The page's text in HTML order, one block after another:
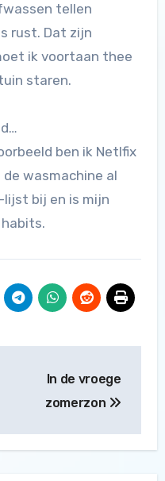
tellen
rust. Dat zijn
ik voortaan thee
staren.
ben ik Netlfix
wasmachine al
bij en is mijn
In de vroege
zomerzon